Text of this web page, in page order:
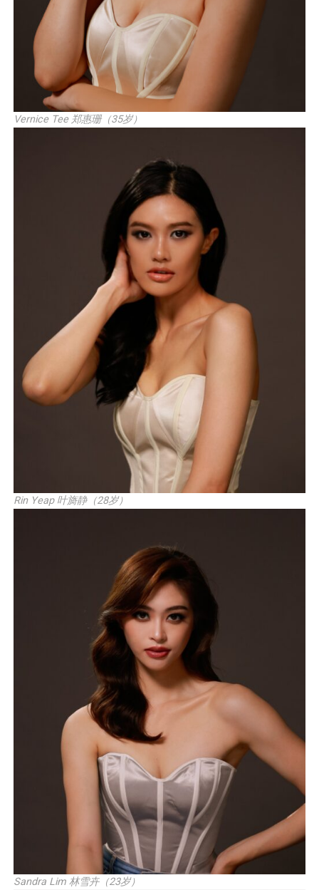
Vernice Tee 郑惠珊（35岁）
Rin Yeap 叶旖静（28岁）
Sandra Lim 林雪卉（23岁）